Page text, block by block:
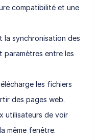
compatibilité et une
la synchronisation des
paramètres entre les
les fichiers
des pages web.
utilisateurs de voir
même fenêtre.